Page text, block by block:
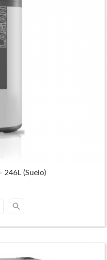
246L (Suelo)
search